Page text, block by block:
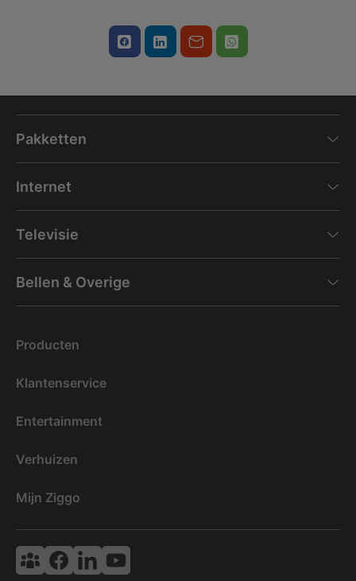
Pakketten
Internet
Televisie
Bellen & Overige
Producten
Klantenservice
Entertainment
Verhuizen
Mijn Ziggo
Vodafone & Ziggo Community
Ziggo Facebook
VodafoneZiggo LinkedIn
Ziggo YouTube